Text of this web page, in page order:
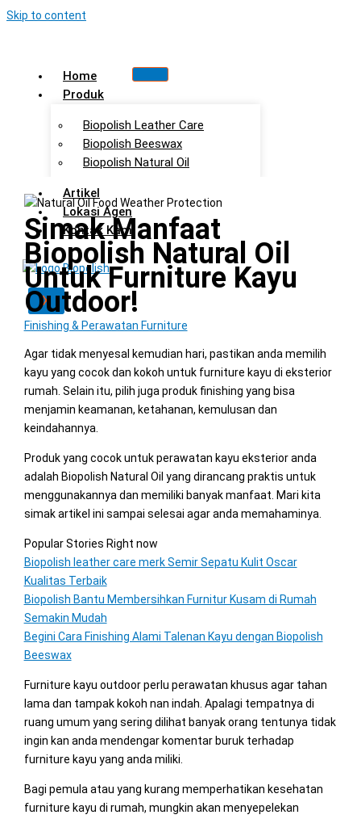
Skip to content
Home
Produk
Biopolish Leather Care
Biopolish Beeswax
Biopolish Natural Oil
Artikel
Lokasi Agen
Kontak Kami
X
Simak Manfaat
Biopolish Natural Oil
Untuk Furniture Kayu
Outdoor!
Finishing & Perawatan Furniture
Agar tidak menyesal kemudian hari, pastikan anda memilih
kayu yang cocok dan kokoh untuk furniture kayu di eksterior
rumah. Selain itu, pilih juga produk finishing yang bisa
menjamin keamanan, ketahanan, kemulusan dan
keindahannya.
Produk yang cocok untuk perawatan kayu eksterior anda
adalah Biopolish Natural Oil yang dirancang praktis untuk
menggunakannya dan memiliki banyak manfaat. Mari kita
simak artikel ini sampai selesai agar anda memahaminya.
Popular Stories Right now
Biopolish leather care merk Semir Sepatu Kulit Oscar
Kualitas Terbaik
Biopolish Bantu Membersihkan Furnitur Kusam di Rumah
Semakin Mudah
Begini Cara Finishing Alami Talenan Kayu dengan Biopolish
Beeswax
Furniture kayu outdoor perlu perawatan khusus agar tahan
lama dan tampak kokoh nan indah. Apalagi tempatnya di
ruang umum yang sering dilihat banyak orang tentunya tidak
ingin kan anda mendengar komentar buruk terhadap
furniture kayu yang anda miliki.
Bagi pemula atau yang kurang memperhatikan kesehatan
furniture kayu di rumah, mungkin akan menyepelekan